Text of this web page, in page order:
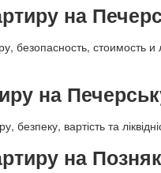
на
безопасность, стоимость
на
безпеку, вартість та
на